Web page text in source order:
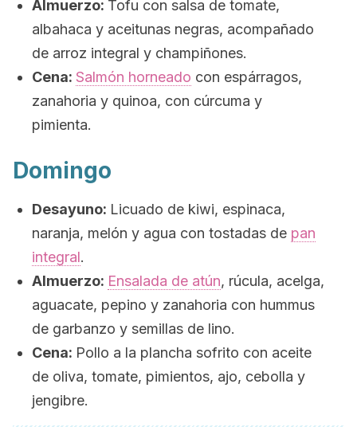
Almuerzo: Tofu con salsa de tomate,
albahaca y aceitunas negras, acompañado
de arroz integral y champiñones.
Cena: Salmón horneado con espárragos,
zanahoria y quinoa, con cúrcuma y
pimienta.
Domingo
Desayuno: Licuado de kiwi, espinaca,
naranja, melón y agua con tostadas de pan
integral.
Almuerzo: Ensalada de atún, rúcula, acelga,
aguacate, pepino y zanahoria con hummus
de garbanzo y semillas de lino.
Cena: Pollo a la plancha sofrito con aceite
de oliva, tomate, pimientos, ajo, cebolla y
jengibre.